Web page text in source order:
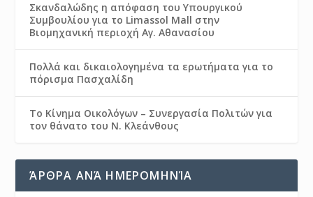
Σκανδαλώδης η απόφαση του Υπουργικού
Συμβουλίου για το Limassol Mall στην
Βιομηχανική περιοχή Αγ. Αθανασίου
Πολλά και δικαιολογημένα τα ερωτήματα για το
πόρισμα Πασχαλίδη
Το Κίνημα Οικολόγων – Συνεργασία Πολιτών για
τον θάνατο του Ν. Κλεάνθους
ΆΡΘΡΑ ΑΝΆ ΗΜΕΡΟΜΗΝΊΑ